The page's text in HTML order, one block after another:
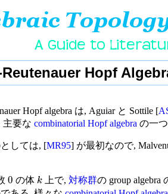
Hopf
Hopf algebra は, Aguiar と Sottile [
主要なcombinatorial Hopf algebra の一つ
しては, [MR95] が最初なので,
0 の体 k 上で,対称群の group algebra